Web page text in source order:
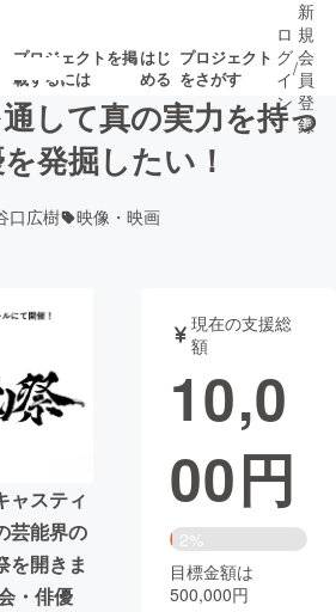
プロジェクトを掲
載するには
はじ
める
プロジェクト
をさがす
の新着プロ
クト
募集終了が近いプ
ロジェクト
真 音楽
・ガジェット ゲーム・
書籍・雑誌
業 チャレンジ
地域活性化
ロ
グ
イ
ン
/
新
規
会
員
登
録
して真の実力を持っ
発掘したい！
口広樹 映像・映画
ャスティ
芸能界の
を開きま
・俳優
現在の支援総
額
10,0
00円
2%
目標金額は
500,000円